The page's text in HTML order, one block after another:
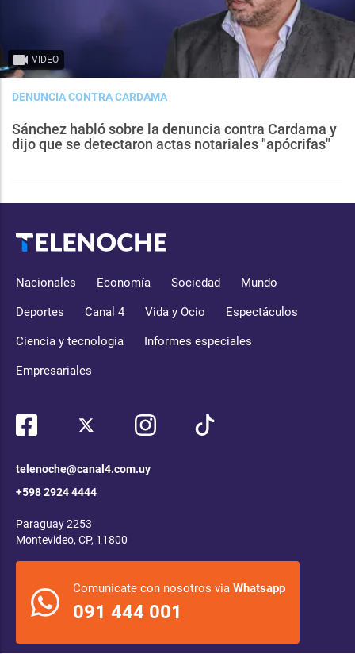
VIDEO
DENUNCIA CONTRA CARDAMA
Sánchez habló sobre la denuncia contra Cardama y
dijo que se detectaron actas notariales "apócrifas"
Nacionales Economía Sociedad Mundo
Deportes Canal 4 Vida y Ocio Espectáculos
Ciencia y tecnología Informes especiales
Empresariales
telenoche@canal4.com.uy
+598 2924 4444
Paraguay 2253
Montevideo, CP, 11800
Comunicate con nosotros via Whatsapp
091 444 001